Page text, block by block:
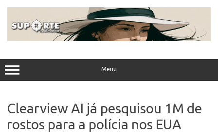
Menu
Clearview AI já pesquisou 1M de
rostos para a polícia nos EUA